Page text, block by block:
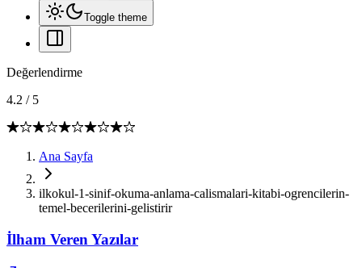
Toggle theme
Değerlendirme
4.2 / 5
Ana Sayfa
ilkokul-1-sinif-okuma-anlama-calismalari-kitabi-ogrencilerin-
temel-becerilerini-gelistirir
İlham Veren Yazılar